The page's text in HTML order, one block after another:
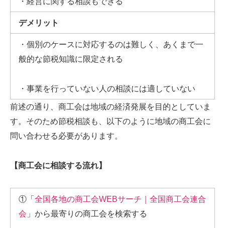
デメリット
・個別のケースに対応するのは難しく、あくまで一
般的な節税知識に限定される
・事業を行っていない人の相談には適していない
前述の通り、商工会は地域の経済発展を目的としていま
す。そのため節税相談も、以下のように地域の商工会に
問い合わせる必要があります。
【商工会に相談する流れ】
①「 全国各地の商工会WEBサーチ｜全国商工会連合
会 」から最寄りの商工会を検索する